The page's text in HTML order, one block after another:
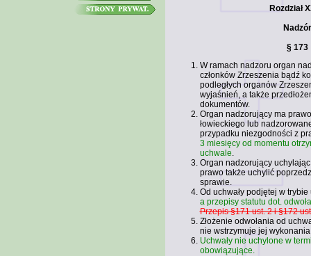
Rozdział
Nadzór
§ 173
W ramach nadzoru organ
członków Zrzeszenia bądź
podległych organów
wyjaśnień, a także
dokumentów.
Organ nadzorujący ma
łowieckiego lub
przypadku niezgodności z
3 miesięcy od momentu
uchwale.
Organ nadzorujący
prawo także uchylić
sprawie.
Od uchwały podjętej w trybie
a przepisy statutu dot.
Przepis §171 ust. 2 i §172
Złożenie odwołania od
nie wstrzymuje jej
Uchwały nie uchylone w
obowiązujące.